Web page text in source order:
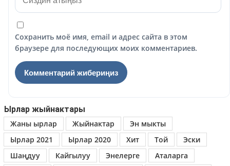
Сохранить моё имя, email и адрес сайта в этом
браузере для последующих моих комментариев.
Ырлар жыйнактары
Жаны ырлар
Жыйнактар
Эн мыкты
Ырлар 2021
Ырлар 2020 Хит Той
Эски
Шаңдуу
Кайгылуу Энелерге
Аталарга